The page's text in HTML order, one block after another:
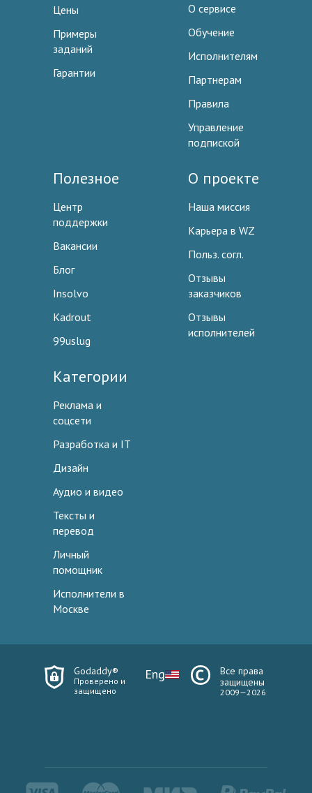
Цены
Примеры
заданий
Гарантии
О сервисе
Обучение
Исполнителям
Партнерам
Правила
Управление
подпиской
Полезное
Центр
поддержки
Вакансии
Блог
Insolvo
Kadrout
99uslug
О проекте
Наша миссия
Карьера в WZ
Польз. согл.
Отзывы
заказчиков
Отзывы
исполнителей
Категории
Реклама и
соцсети
Разработка и IT
Дизайн
Аудио и видео
Тексты и
перевод
Личный
помощник
Исполнители в
Москве
Godaddy®
Проверено и
защищено
Eng
Все права
защищены
2009—2026